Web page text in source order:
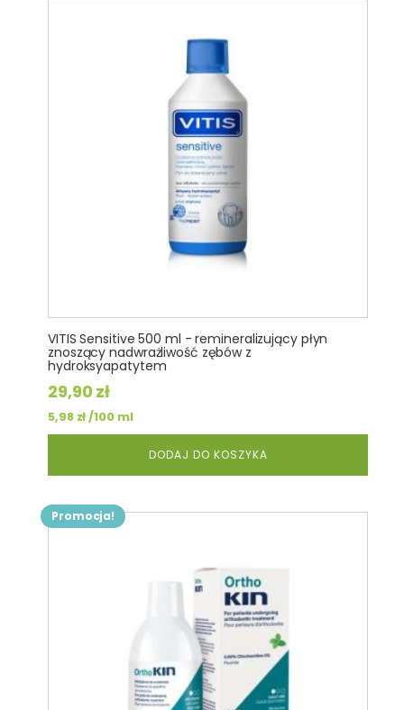
VITIS Sensitive 500 ml - remineralizujący płyn
znoszący nadwrażliwość zębów z
hydroksyapatytem
29,90 zł
5,98 zł/100 ml
DODAJ DO KOSZYKA
Promocja!